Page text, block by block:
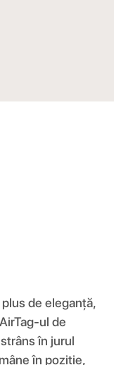
de eleganță,
ul de
în jurul
în poziție,